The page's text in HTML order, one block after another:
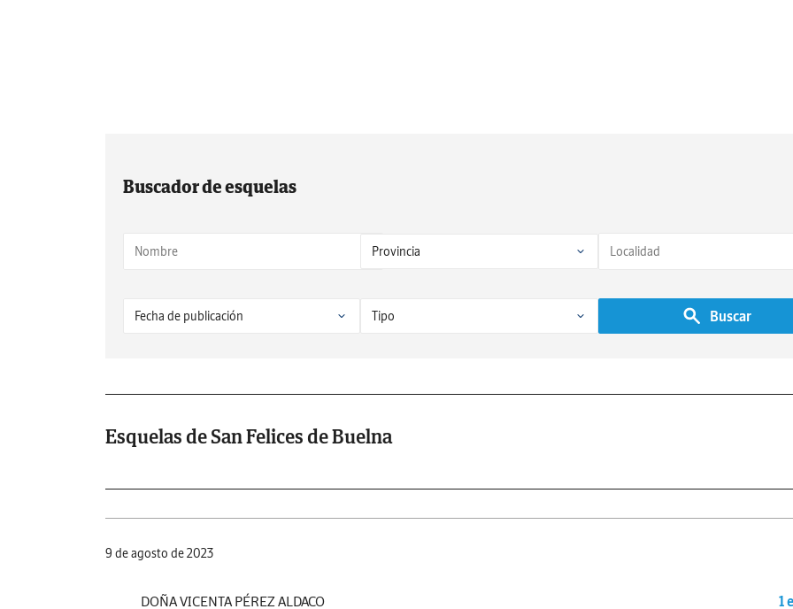
Buscador de esquelas
Buscar
Esquelas de San Felices de Buelna
9 de agosto de 2023
DOÑA VICENTA PÉREZ ALDACO 1